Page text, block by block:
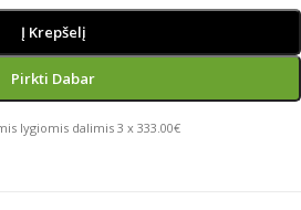
Į Krepšelį
Pirkti Dabar
lygiomis dalimis 3 x 333.00€